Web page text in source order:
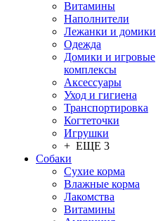
Витамины
Наполнители
Лежанки и домики
Одежда
Домики и игровые
комплексы
Аксессуары
Уход и гигиена
Транспортировка
Когтеточки
Игрушки
+ ЕЩЕ 3
Собаки
Сухие корма
Влажные корма
Лакомства
Витамины